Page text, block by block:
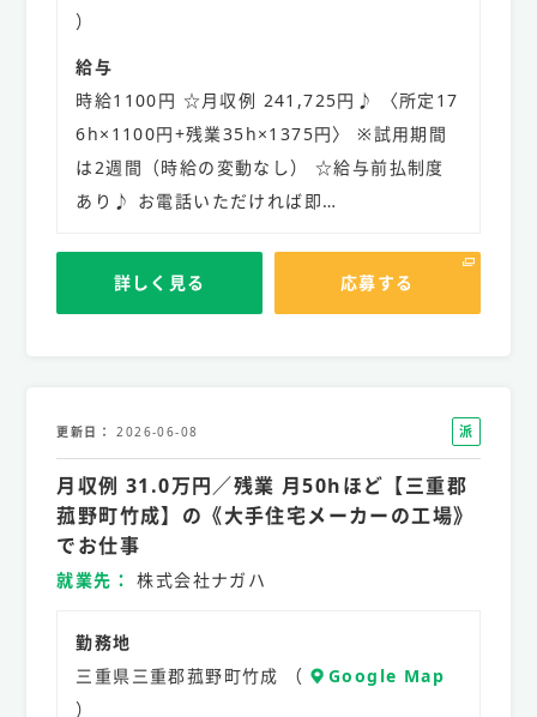
）
給与
時給1100円 ☆月収例 241,725円♪ 〈所定17
6h×1100円+残業35h×1375円〉 ※試用期間
は2週間（時給の変動なし） ☆給与前払制度
あり♪ お電話いただければ即…
詳しく見る 応募する
更新日 2026-06-08
派
遣
社
員
月収例 31.0万円／残業 月50hほど【三重郡
菰野町竹成】の《大手住宅メーカーの工場》
でお仕事
就業先 株式会社ナガハ
勤務地
三重県三重郡菰野町竹成 （
Google Map
）